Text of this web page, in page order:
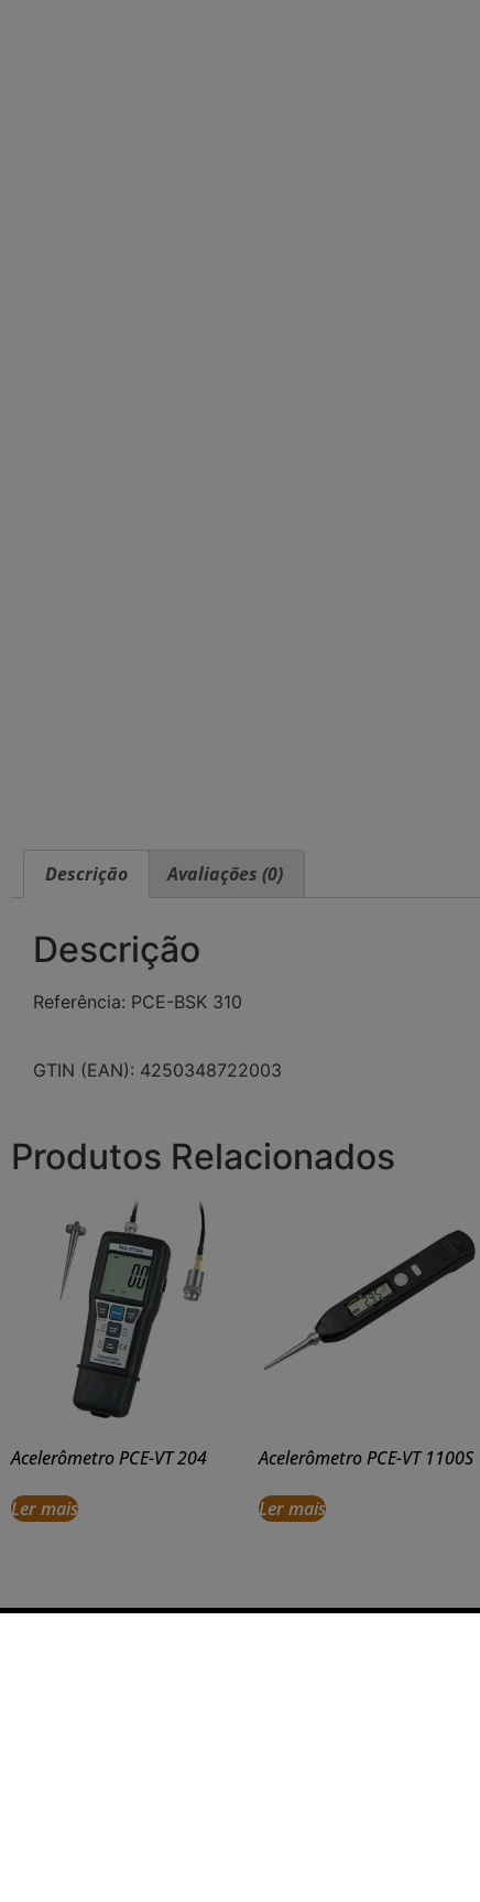
Descrição
Avaliações (0)
Descrição
Referência: PCE-BSK 310
GTIN (EAN): 4250348722003
Produtos Relacionados
Acelerômetro PCE-VT 204
Ler mais
Acelerômetro PCE-VT 1100S
Ler mais